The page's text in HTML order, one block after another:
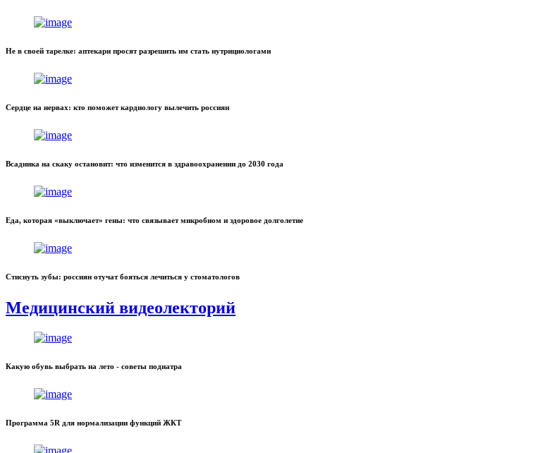
Не в своей тарелке: аптекари просят разрешить им стать нутрициологами
Сердце на нервах: кто поможет кардиологу вылечить россиян
Всадника на скаку остановит: что изменится в здравоохранении до 2030 года
Еда, которая «выключает» гены: что связывает микробиом и здоровое долголетие
Стиснуть зубы: россиян отучат бояться лечиться у стоматологов
Медицинский видеолекторий
Какую обувь выбрать на лето - советы подиатра
Программа 5R для нормализации функций ЖКТ